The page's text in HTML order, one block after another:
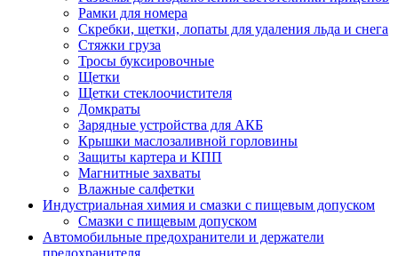
Рамки для номера
Скребки, щетки, лопаты для удаления льда и снега
Стяжки груза
Тросы буксировочные
Щетки
Щетки стеклоочистителя
Домкраты
Зарядные устройства для АКБ
Крышки маслозаливной горловины
Защиты картера и КПП
Магнитные захваты
Влажные салфетки
Индустриальная химия и смазки с пищевым допуском
Смазки с пищевым допуском
Автомобильные предохранители и держатели
предохранителя